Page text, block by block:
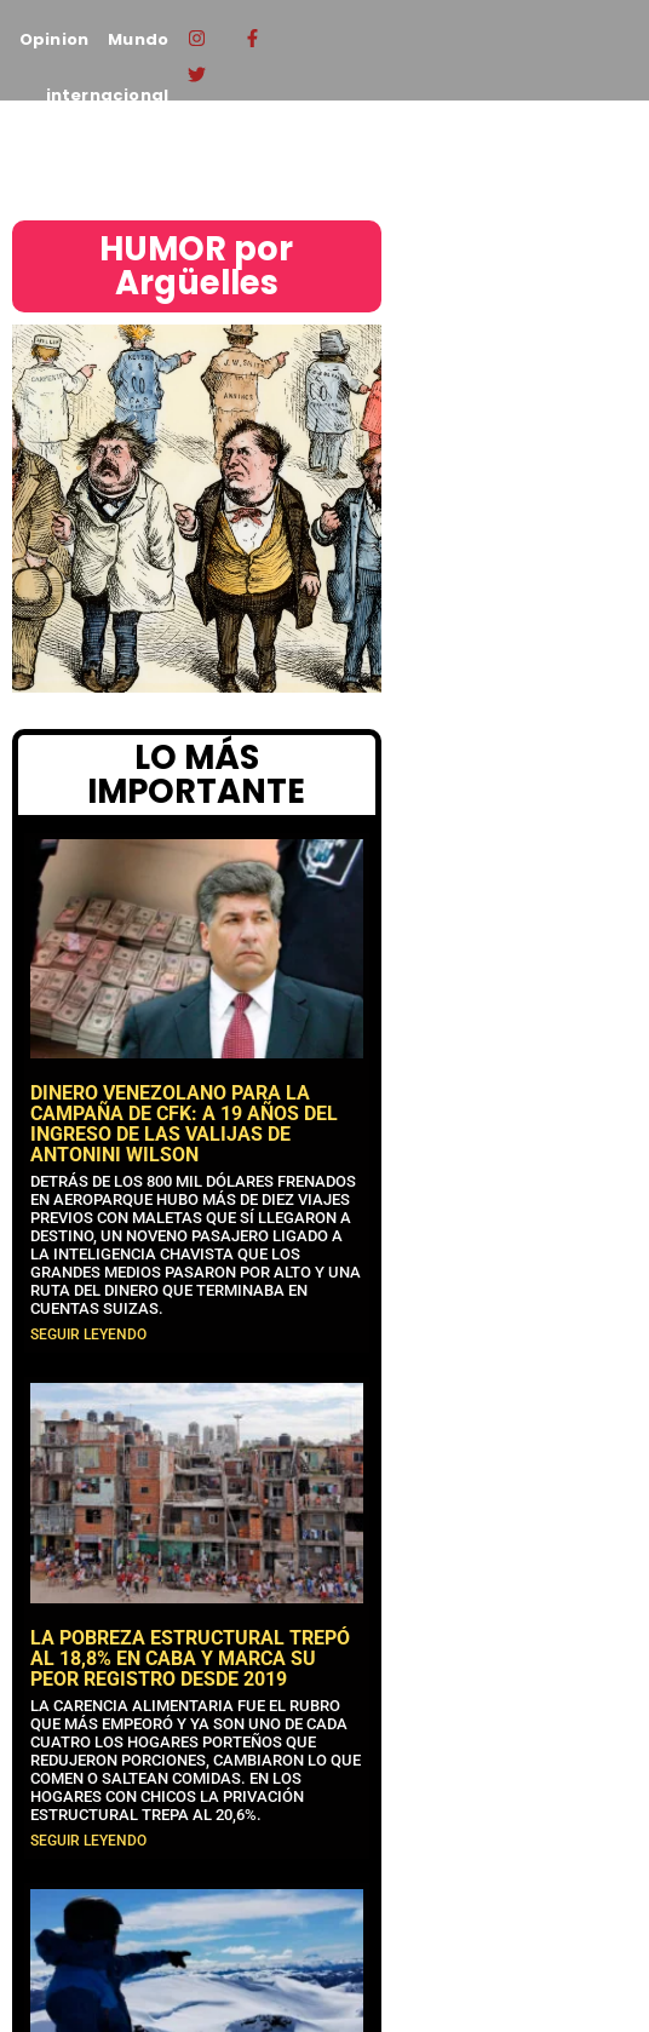
Opinion Mundo
internacional
HUMOR por
Argüelles​
LO MÁS
IMPORTANTE
DINERO VENEZOLANO PARA LA
CAMPAÑA DE CFK: A 19 AÑOS DEL
INGRESO DE LAS VALIJAS DE
ANTONINI WILSON
DETRÁS DE LOS 800 MIL DÓLARES FRENADOS
EN AEROPARQUE HUBO MÁS DE DIEZ VIAJES
PREVIOS CON MALETAS QUE SÍ LLEGARON A
DESTINO, UN NOVENO PASAJERO LIGADO A
LA INTELIGENCIA CHAVISTA QUE LOS
GRANDES MEDIOS PASARON POR ALTO Y UNA
RUTA DEL DINERO QUE TERMINABA EN
CUENTAS SUIZAS.
SEGUIR LEYENDO
LA POBREZA ESTRUCTURAL TREPÓ
AL 18,8% EN CABA Y MARCA SU
PEOR REGISTRO DESDE 2019
LA CARENCIA ALIMENTARIA FUE EL RUBRO
QUE MÁS EMPEORÓ Y YA SON UNO DE CADA
CUATRO LOS HOGARES PORTEÑOS QUE
REDUJERON PORCIONES, CAMBIARON LO QUE
COMEN O SALTEAN COMIDAS. EN LOS
HOGARES CON CHICOS LA PRIVACIÓN
ESTRUCTURAL TREPA AL 20,6%.
SEGUIR LEYENDO